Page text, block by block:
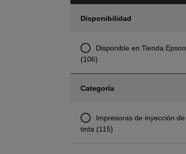
Disponibilidad
Disponible en Tienda Epson
(106)
Categoría
Impresoras de inyección de
tinta (115)